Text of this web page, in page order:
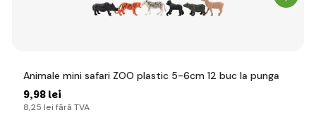
Animale mini safari ZOO plastic 5-6cm 12 buc la punga
9,98 lei
8,25 lei fără TVA